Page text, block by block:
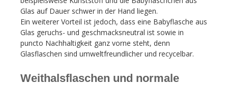
Glas auf Dauer schwer in der Hand liegen.
Ein weiterer Vorteil ist jedoch, dass eine Babyflasche aus
Glas geruchs- und geschmacksneutral ist sowie in
puncto Nachhaltigkeit ganz vorne steht, denn
Glasflaschen sind umweltfreundlicher und recycelbar.
Weithalsflaschen und normale